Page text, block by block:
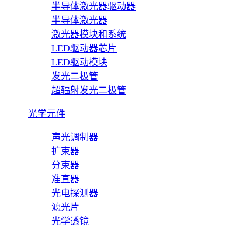
半导体激光器驱动器
半导体激光器
激光器模块和系统
LED驱动器芯片
LED驱动模块
发光二极管
超辐射发光二极管
光学元件
声光调制器
扩束器
分束器
准直器
光电探测器
滤光片
光学透镜